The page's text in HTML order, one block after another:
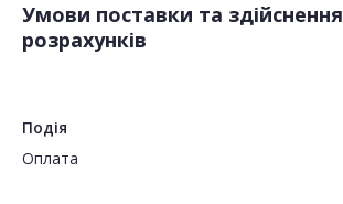
Умови поставки та здійснення
розрахунків
Подія
Оплата